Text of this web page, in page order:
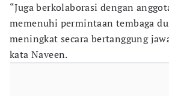
“Juga berkolaborasi dengan
memenuhi permintaan tembaga
meningkat secara bertanggung
kata Naveen.